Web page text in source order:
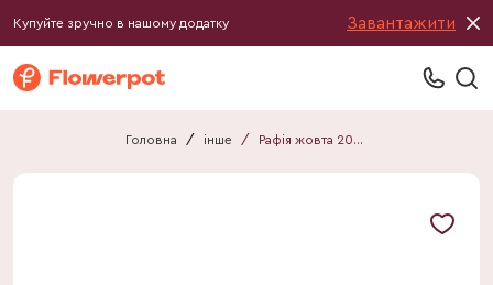
Купуйте зручно в нашому додатку Завантажити
Головна / інше / Рафія жовта 200 м